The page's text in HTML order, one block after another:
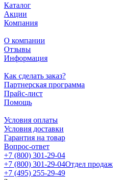
Каталог
Акции
Компания
О компании
Отзывы
Информация
Как сделать заказ?
Партнерская программа
Прайс-лист
Помощь
Условия оплаты
Условия доставки
Гарантия на товар
Вопрос-ответ
+7 (800) 301-29-04
+7 (800) 301-29-04Отдел продаж
+7 (495) 255-29-49